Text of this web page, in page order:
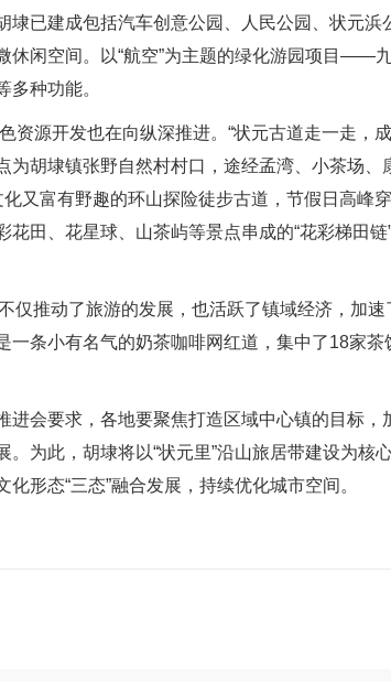
埭已建成包括汽车创意公园、人民公园、状元
休闲空间。以“航空”为主题的绿化游园项目——
种功能。
源开发也在向纵深推进。“状元古道走一走，
胡埭镇张野自然村村口，途经孟湾、小茶场
又富有野趣的环山探险徒步古道，节假日高峰
田、花星球、山茶屿等景点串成的“花彩梯田
推动了旅游的发展，也活跃了镇域经济，加速
一条小有名气的奶茶咖啡网红道，集中了18家
要求，各地要聚焦打造区域中心镇的目标，
为此，胡埭将以“状元里”沿山旅居带建设为
形态“三态”融合发展，持续优化城市空间。